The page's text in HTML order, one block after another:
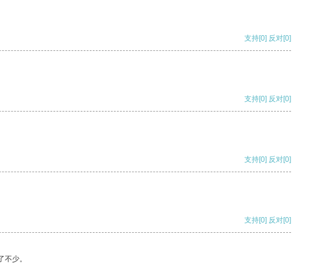
支持[0] 反对[0]
支持[0] 反对[0]
支持[0] 反对[0]
支持[0] 反对[0]
少。